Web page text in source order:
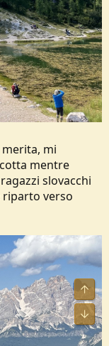
mi
mentre
slovacchi
riparto verso